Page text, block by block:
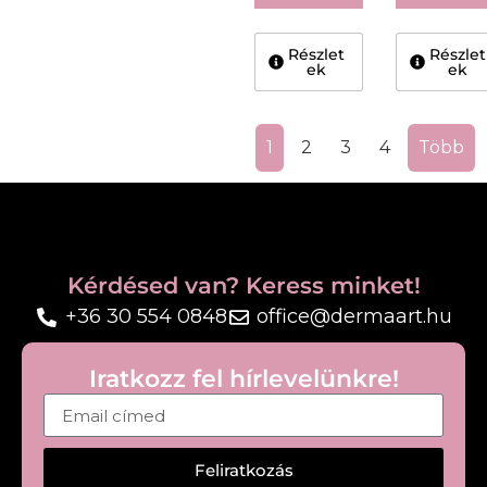
Részlet
ek
Részlet
ek
1 2 3 4 Több
Iratkozz fel hírlevelünkre!
Feliratkozás
Kérdésed van? Keress minket!
+36 30 554 0848 office@dermaart.hu